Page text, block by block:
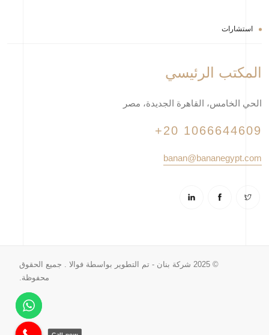
استشارات
المكتب الرئيسي
الحي الخامس، القاهرة الجديدة، مصر
+20 1066644609
banan@bananegypt.com
© 2025 شركة بنان - تم التطوير بواسطة فوالا . جميع الحقوق
محفوظة.